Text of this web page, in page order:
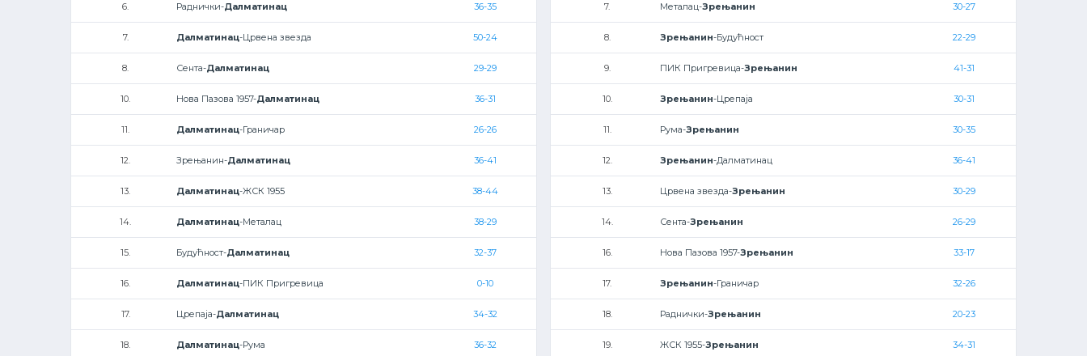
6. Раднички-Далматинац 36-35
7. Далматинац-Црвена звезда 50-24
8. Сента-Далматинац 29-29
10. Нова Пазова 1957-Далматинац 36-31
11. Далматинац-Граничар 26-26
12. Зрењанин-Далматинац 36-41
13. Далматинац-ЖСК 1955 38-44
14. Далматинац-Металац 38-29
15. Будућност-Далматинац 32-37
16. Далматинац-ПИК Пригревица 0-10
17. Црепаја-Далматинац 34-32
18. Далматинац-Рума 36-32
7. Металац-Зрењанин 30-27
8. Зрењанин-Будућност 22-29
9. ПИК Пригревица-Зрењанин 41-31
10. Зрењанин-Црепаја 30-31
11. Рума-Зрењанин 30-35
12. Зрењанин-Далматинац 36-41
13. Црвена звезда-Зрењанин 30-29
14. Сента-Зрењанин 26-29
16. Нова Пазова 1957-Зрењанин 33-17
17. Зрењанин-Граничар 32-26
18. Раднички-Зрењанин 20-23
19. ЖСК 1955-Зрењанин 34-31